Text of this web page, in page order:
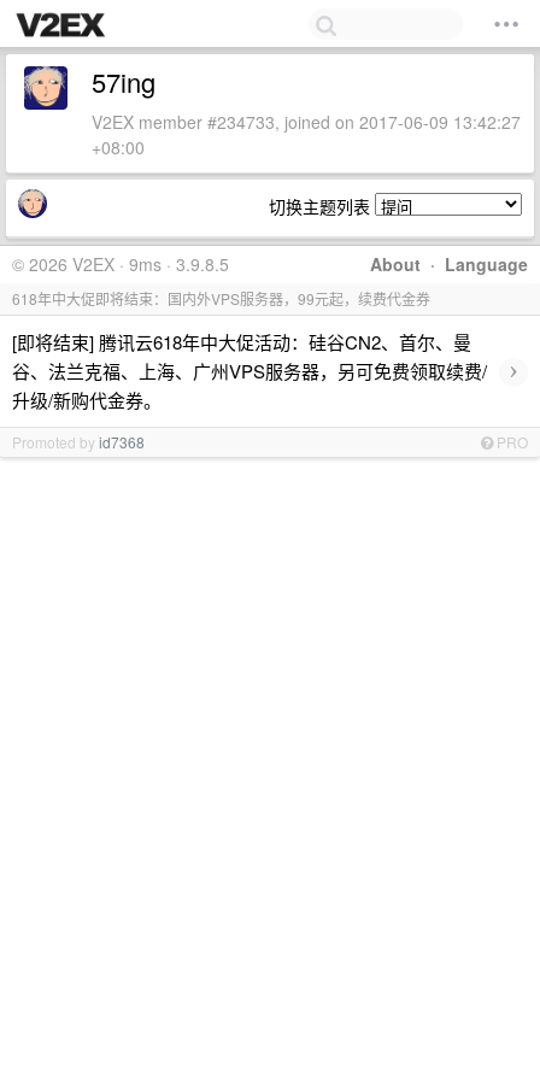
57ing
V2EX member #234733, joined on 2017-06-09 13:42:27
+08:00
切换主题列表
About · Language
© 2026 V2EX · 9ms · 3.9.8.5
618年中大促即将结束：国内外VPS服务器，99元起，续费代金券
[即将结束] 腾讯云618年中大促活动：硅谷CN2、首尔、曼
谷、法兰克福、上海、广州VPS服务器，另可免费领取续费/
升级/新购代金券。
›
Promoted byid7368 PRO